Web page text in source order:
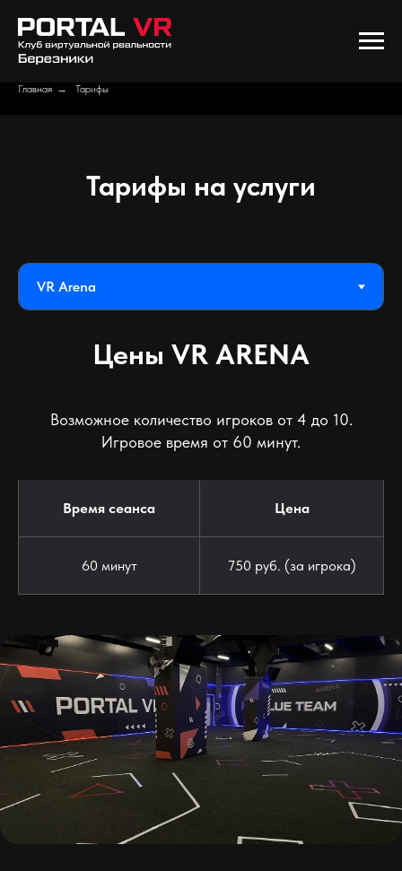
Главная → Тарифы
Тарифы на услуги
Цены VR ARENA
Возможное количество игроков от 4 до 10.
Игровое время от 60 минут.
Время сеанса Цена
60 минут 750 руб. (за игрока)